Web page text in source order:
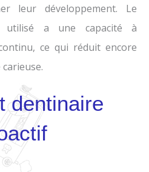
leur développement. Le
utilisé a une capacité à
ce qui réduit encore
dentinaire